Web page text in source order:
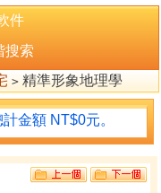
件
搜索
> 精準形象地理學
金額 NT$0元。